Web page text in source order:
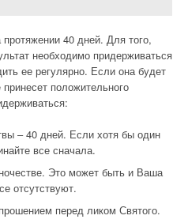
40 дней. Для того,
необходимо придерживаться
ее регулярно. Если она будет
положительного
– 40 дней. Если хотя бы один
все сначала.
Это может быть и Ваша
отсутствуют.
перед ликом Святого.